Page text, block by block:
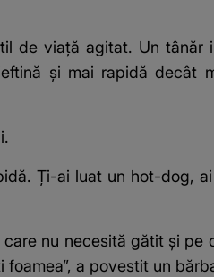
de viață agitat. Un tânăr
și mai rapidă decât
Ți-ai luat un hot-dog, ai
nu necesită gătit și pe
a povestit un